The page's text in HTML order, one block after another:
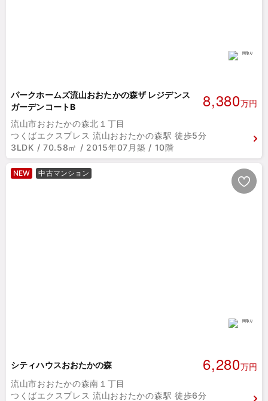
パークホームズ流山おおたかの森ザ レジデンス
ガーデンコートB
8,380万円
流山市おおたかの森北１丁目
つくばエクスプレス 流山おおたかの森駅 徒歩5分
3LDK / 70.58㎡ / 2015年07月築 / 10階
NEW 中古マンション
シティハウスおおたかの森 6,280万円
流山市おおたかの森南１丁目
つくばエクスプレス 流山おおたかの森駅 徒歩6分